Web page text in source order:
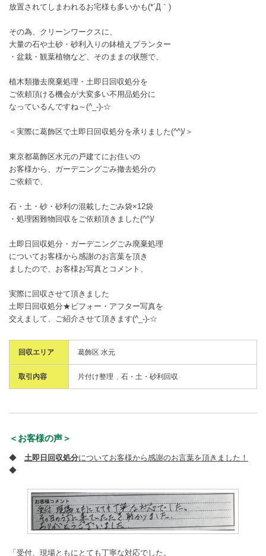
放置されてしまわれるお宅様も多いかも(*´Д｀)
その為、クリーンワークスに、
大量の石や土砂・砂利入りの鉢植えプランター
・盆栽・観葉植物など、そのままの状態で、
植木類撤去廃棄処理・土即日回収処分を
ご依頼頂ける機会が大変多い不用品処分に
なっているんですね～(^_-)-☆
＜実際に葛飾区で土即日回収処分を承りました(^^)/＞
東京都葛飾区水元の戸建てにお住いの
お客様から、ガーデニングごみ撤去処分の
ご依頼で、
石・土・砂・砂利の混載したごみ袋×12袋
・処理困難物回収をご依頼頂きました(^^)/
土即日回収処分・ガーデニングごみ廃棄処理
についてお客様から感謝のお言葉を頂き
ましたので、お客様お写真とコメント、
実際に回収させて頂きました
土即日回収処分★ビフォー・アフター写真を
交えまして、ご紹介させて頂きます(^_-)-☆
回収エリア 葛飾区 水元
取引内容 片付け整理 石・土・砂利回収
＜お客様の声＞
◆ 土即日回収処分についてお客様から感謝のお言葉を頂きました！
◆
「受付、現場ともにとても丁寧な対応でした。